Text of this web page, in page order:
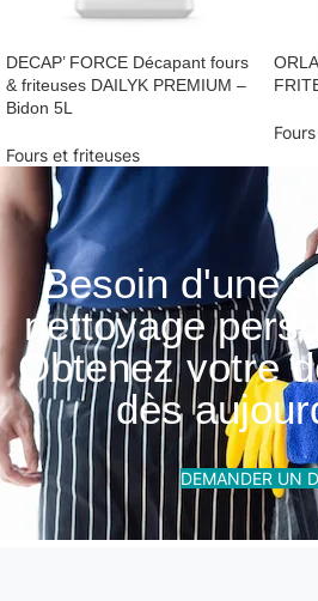
DECAP’ FORCE Décapant fours
& friteuses DAILYK PREMIUM –
Bidon 5L
Fours et friteuses
Besoin d'une
nettoyage
Obtenez votre
dès
DEMANDER UN